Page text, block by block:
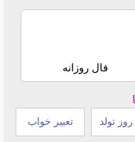
فال روزانه
تولد تعبیر خواب